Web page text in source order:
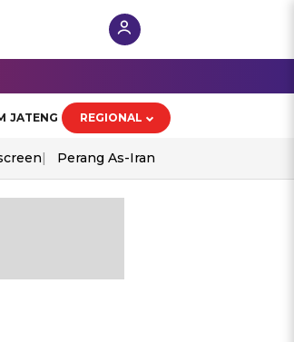
JATENG REGIONAL
Perang As-Iran